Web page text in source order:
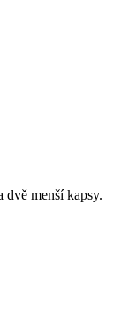
menší kapsy.